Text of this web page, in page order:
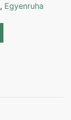
, Egyenruha